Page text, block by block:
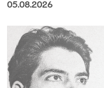
05.08.2026